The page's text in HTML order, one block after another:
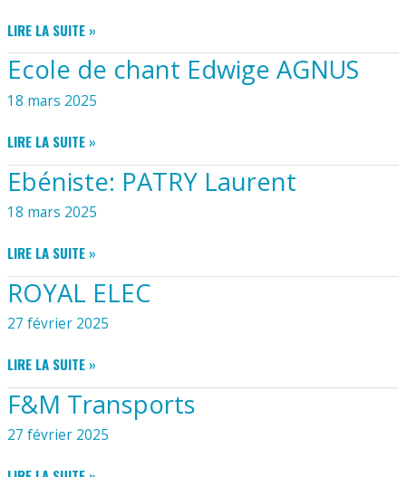
ENTREPRISE
BRILLANCEAU
LIRE LA SUITE »
Ecole de chant Edwige AGNUS
18 mars 2025
ECOLE
DE
CHANT
AGNUS
LIRE LA SUITE »
Ebéniste: PATRY Laurent
18 mars 2025
EBÉNISTE:
PATRY
LAURENT
LIRE LA SUITE »
ROYAL ELEC
27 février 2025
ROYAL
ELEC
LIRE LA SUITE »
F&M Transports
27 février 2025